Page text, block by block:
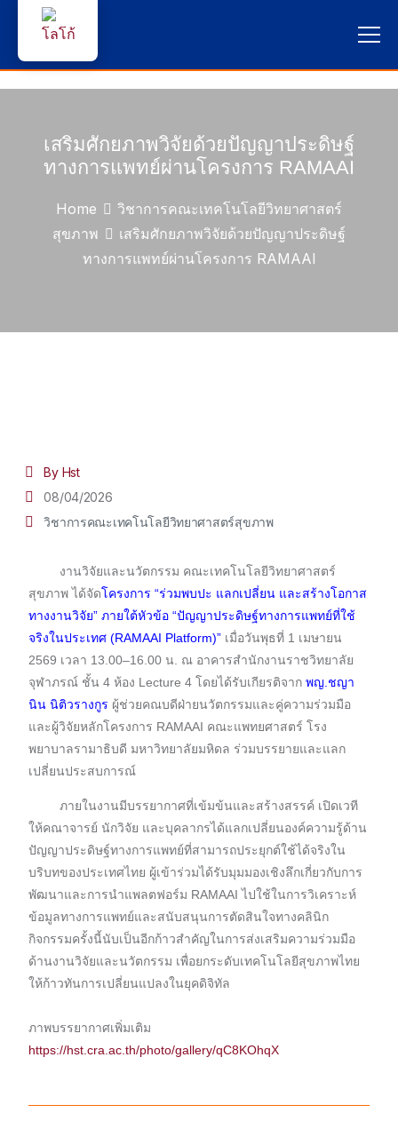
หน้าแรก
ผู้สนใจสมัครเรียน
คณาจารย์และบุคลากร
เสริมศักยภาพวิจัยด้วยปัญญาประดิษฐ์
ทางการแพทย์ผ่านโครงการ RAMAAI
Home
วิชาการคณะเทคโนโลยีวิทยาศาสตร์
สุขภาพ
เสริมศักยภาพวิจัยด้วยปัญญาประดิษฐ์
ทางการแพทย์ผ่านโครงการ RAMAAI
By Hst
08/04/2026
วิชาการคณะเทคโนโลยีวิทยาศาสตร์สุขภาพ
งานวิจัยและนวัตกรรม คณะเทคโนโลยีวิทยาศาสตร์
สุขภาพ ได้จัดโครงการ “ร่วมพบปะ แลกเปลี่ยน และสร้างโอกาส
ทางงานวิจัย” ภายใต้หัวข้อ “ปัญญาประดิษฐ์ทางการแพทย์ที่ใช้
จริงในประเทศ (RAMAAI Platform)” เมื่อวันพุธที่ 1 เมษายน
2569 เวลา 13.00–16.00 น. ณ อาคารสำนักงานราชวิทยาลัย
จุฬาภรณ์ ชั้น 4 ห้อง Lecture 4 โดยได้รับเกียรติจาก พญ.ชญา
นิน นิติวรางกูร ผู้ช่วยคณบดีฝ่ายนวัตกรรมและคู่ความร่วมมือ
และผู้วิจัยหลักโครงการ RAMAAI คณะแพทยศาสตร์ โรง
พยาบาลรามาธิบดี มหาวิทยาลัยมหิดล ร่วมบรรยายและแลก
เปลี่ยนประสบการณ์
ภายในงานมีบรรยากาศที่เข้มข้นและสร้างสรรค์ เปิดเวที
ให้คณาจารย์ นักวิจัย และบุคลากรได้แลกเปลี่ยนองค์ความรู้ด้าน
ปัญญาประดิษฐ์ทางการแพทย์ที่สามารถประยุกต์ใช้ได้จริงใน
บริบทของประเทศไทย ผู้เข้าร่วมได้รับมุมมองเชิงลึกเกี่ยวกับการ
พัฒนาและการนำแพลตฟอร์ม RAMAAI ไปใช้ในการวิเคราะห์
ข้อมูลทางการแพทย์และสนับสนุนการตัดสินใจทางคลินิก
กิจกรรมครั้งนี้นับเป็นอีกก้าวสำคัญในการส่งเสริมความร่วมมือ
ด้านงานวิจัยและนวัตกรรม เพื่อยกระดับเทคโนโลยีสุขภาพไทย
ให้ก้าวทันการเปลี่ยนแปลงในยุคดิจิทัล
ภาพบรรยากาศเพิ่มเติม
https://hst.cra.ac.th/photo/gallery/qC8KOhqX